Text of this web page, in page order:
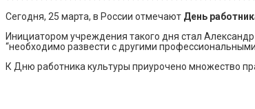
Сегодня, 25 марта, в России отмечают День
Инициатором учреждения такого дня стал
“необходимо развести с другими
К Дню работника культуры приурочено множество